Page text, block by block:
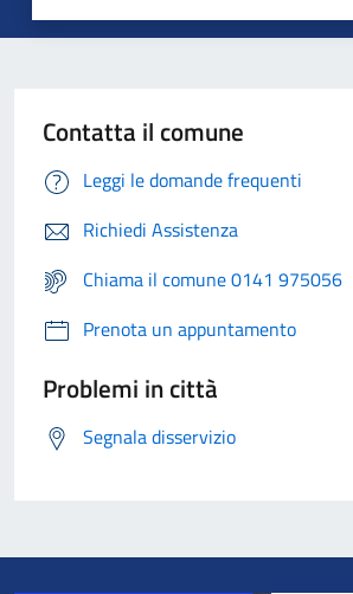
Contatta il comune
Leggi le domande frequenti
Richiedi Assistenza
Chiama il comune 0141 975056
Prenota un appuntamento
Problemi in città
Segnala disservizio